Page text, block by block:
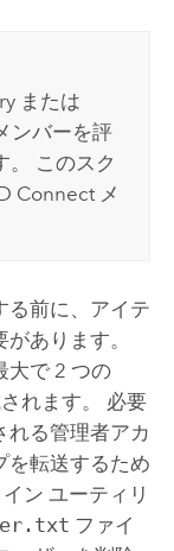
または
ンバーを評
。 このスク
Connect メ
る前に、アイテ
あります。
大で 2 つの
れます。 必要
れる管理者アカ
を転送するため
ン ユーティリ
ファイ